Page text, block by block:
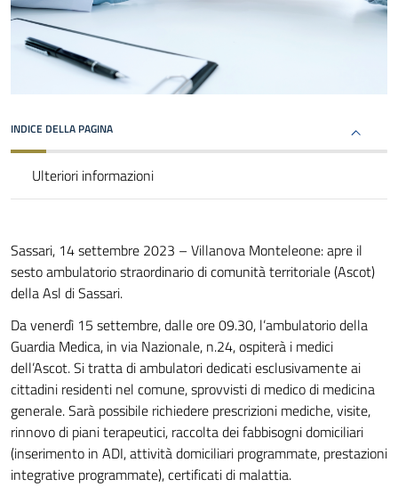
INDICE DELLA PAGINA
Ulteriori informazioni
Sassari, 14 settembre 2023 – Villanova Monteleone: apre il
sesto ambulatorio straordinario di comunità territoriale (Ascot)
della Asl di Sassari.
Da venerdì 15 settembre, dalle ore 09.30, l’ambulatorio della
Guardia Medica, in via Nazionale, n.24, ospiterà i medici
dell’Ascot. Si tratta di ambulatori dedicati esclusivamente ai
cittadini residenti nel comune, sprovvisti di medico di medicina
generale. Sarà possibile richiedere prescrizioni mediche, visite,
rinnovo di piani terapeutici, raccolta dei fabbisogni domiciliari
(inserimento in ADI, attività domiciliari programmate, prestazioni
integrative programmate), certificati di malattia.